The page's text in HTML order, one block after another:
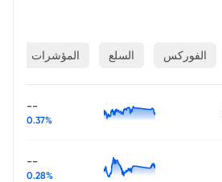
الفوركس السلع المؤشرات
--
0.37%
--
0.28%